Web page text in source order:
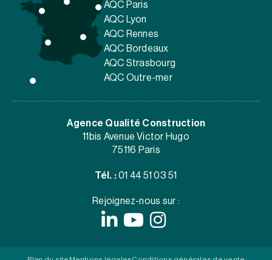
AQC Paris
AQC Lyon
AQC Rennes
AQC Bordeaux
AQC Strasbourg
AQC Outre-mer
Agence Qualité Construction
11bis Avenue Victor Hugo
75116 Paris
Tél. : 01 44 51 03 51
Rejoignez-nous sur :